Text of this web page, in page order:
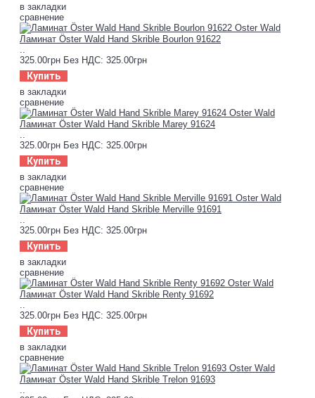
в закладки
сравнение
Ламинат Öster Wald Hand Skrible Bourlon 91622
325.00грн Без НДС: 325.00грн
Купить
в закладки
сравнение
Ламинат Öster Wald Hand Skrible Marey 91624
325.00грн Без НДС: 325.00грн
Купить
в закладки
сравнение
Ламинат Öster Wald Hand Skrible Merville 91691
325.00грн Без НДС: 325.00грн
Купить
в закладки
сравнение
Ламинат Öster Wald Hand Skrible Renty 91692
325.00грн Без НДС: 325.00грн
Купить
в закладки
сравнение
Ламинат Öster Wald Hand Skrible Trelon 91693